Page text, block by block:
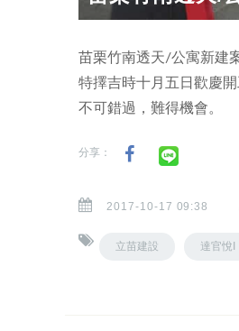
苗栗竹南透天/公寓新建
特擇吉時十月五日歡慶
不可錯過，難得機會。
分享：
2017-10-17 09:38
立苗建設 達官悅I